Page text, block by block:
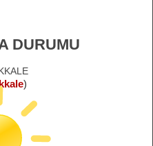
DURUMU
)